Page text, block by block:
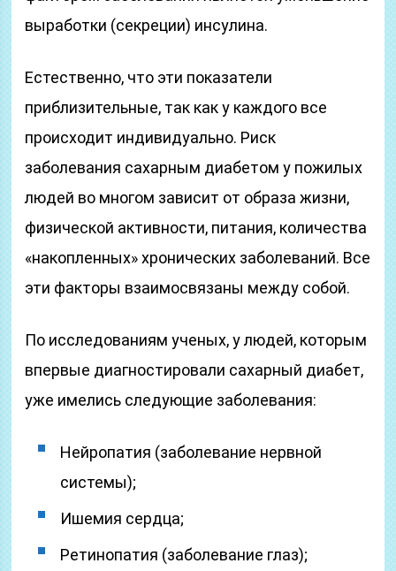
выработки (секреции) инсулина.
Естественно, что эти показатели
приблизительные, так как у каждого все
происходит индивидуально. Риск
заболевания сахарным диабетом у пожилых
людей во многом зависит от образа жизни,
физической активности, питания, количества
«накопленных» хронических заболеваний. Все
эти факторы взаимосвязаны между собой.
По исследованиям ученых, у людей, которым
впервые диагностировали сахарный диабет,
уже имелись следующие заболевания:
Нейропатия (заболевание нервной
системы);
Ишемия сердца;
Ретинопатия (заболевание глаз);